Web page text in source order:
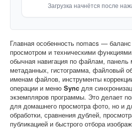
Загрузка начнётся после
Главная особенность nomacs —
просмотром и техническими
обычная навигация по файлам, панель
метаданных, гистограмма, файловый
именам файлов, инструменты
операции и меню Sync для
экземпляров программы. Это делает
для домашнего просмотра фото, но и
обработки, сравнения дублей,
публикацией и быстрого отбора